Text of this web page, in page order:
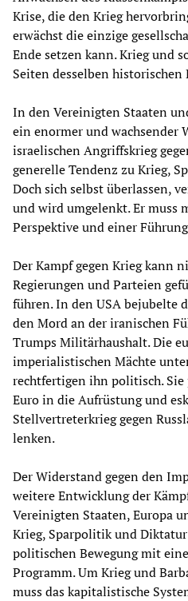
Krise, die den Krieg
erwächst die einzige
Ende setzen kann. Krieg und
Seiten desselben historischen
In den Vereinigten Staaten
ein enormer und wachsender
israelischen Angriffskrieg
generelle Tendenz zu Krieg,
Doch sich selbst überlassen,
und wird umgelenkt. Er muss
Perspektive und einer
Der Kampf gegen Krieg kann
Regierungen und Parteien
führen. In den USA bejubelte
den Mord an der iranischen
Trumps Militärhaushalt. Die
imperialistischen Mächte
rechtfertigen ihn politisch.
Euro in die Aufrüstung und
Stellvertreterkrieg gegen
lenken.
Der Widerstand gegen den
weitere Entwicklung der
Vereinigten Staaten, Europa
Krieg, Sparpolitik und
politischen Bewegung mit
Programm. Um Krieg und
muss das kapitalistische